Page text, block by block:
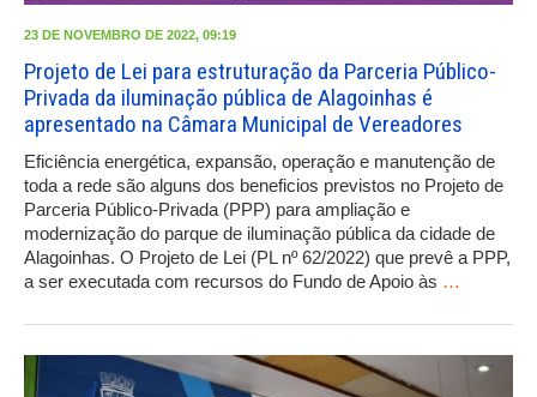
23 DE NOVEMBRO DE 2022, 09:19
Projeto de Lei para estruturação da Parceria Público-
Privada da iluminação pública de Alagoinhas é
apresentado na Câmara Municipal de Vereadores
Eficiência energética, expansão, operação e manutenção de
toda a rede são alguns dos beneficios previstos no Projeto de
Parceria Público-Privada (PPP) para ampliação e
modernização do parque de iluminação pública da cidade de
Alagoinhas. O Projeto de Lei (PL nº 62/2022) que prevê a PPP,
a ser executada com recursos do Fundo de Apoio às …